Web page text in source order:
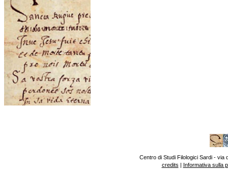
Centro di Studi Filologici Sardi - via
credits | Informativa sulla